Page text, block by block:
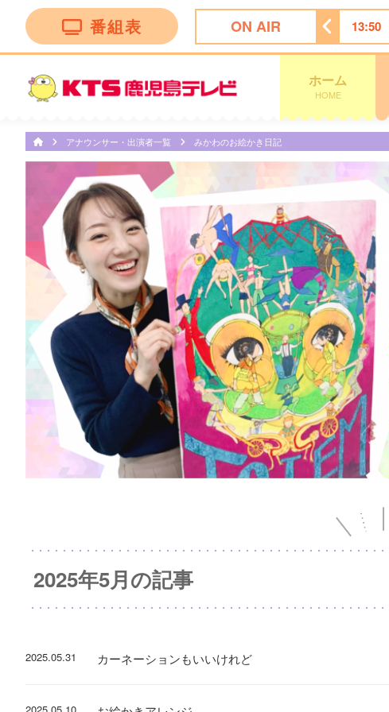
番組表 ON AIR
ＦＮＮ Ｌｉｖｅ Ｎｅｗｓ ｄａｙｓ 11:47 ぽかぽか 13:50
ホーム
HOME
アナウンサー・出演者一覧 みかわのお絵かき日記
2025年5月の記事
2025.05.31 カーネーションもいいけれど